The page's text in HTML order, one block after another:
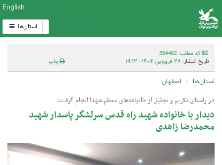
English
استان‌ها
کد مطلب: 354462
تاریخ انتشار: ۲۸ فروردین ۱۴۰۴ - ۱۹:۱۲ چاپ
استان‌ها اصفهان
در راستای تکریم و تجلیل از خانواده‌های معظم شهدا انجام گرفت؛
دیدار با خانواده شهید راه قدس سرلشگر پاسدار شهید
محمدرضا زاهدی